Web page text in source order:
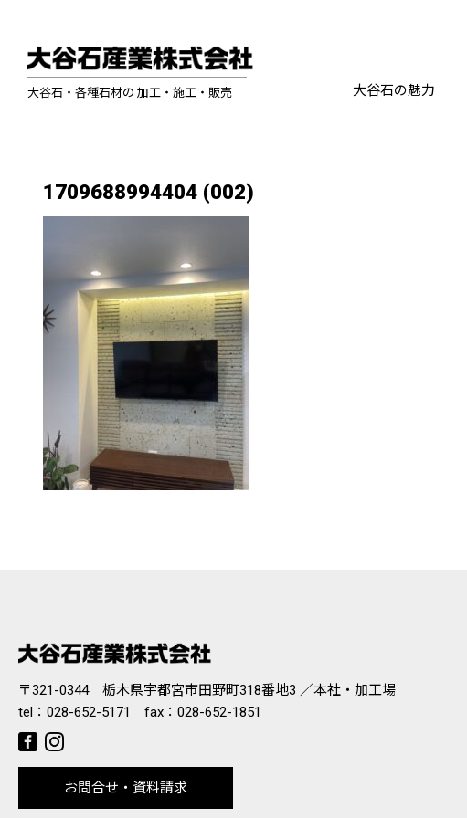
大谷石・各種石材の 加工・施工・販売 大谷石の魅力
1709688994404 (002)
〒321-0344 栃木県宇都宮市田野町318番地3 ／本社・加工場
tel： 028-652-5171 fax：028-652-1851
お問合せ・資料請求